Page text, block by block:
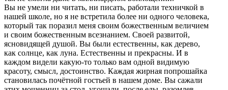
Вы не умели ни читать, ни писать, работали техничкой в
нашей школе, но я не встретила более ни одного человека,
который так поразил меня своим божественным величием
и своим божественным всезнанием. Своей развитой,
ясновидящей душой. Вы были естественны, как дерево,
как солнце, как луна. Естественны и прекрасны. И в
каждом видели какую-то только вам одной видимую
красоту, смысл, достоинство. Каждая жирная попрошайка
становилась почётной гостьей в нашем доме. Вы сажали